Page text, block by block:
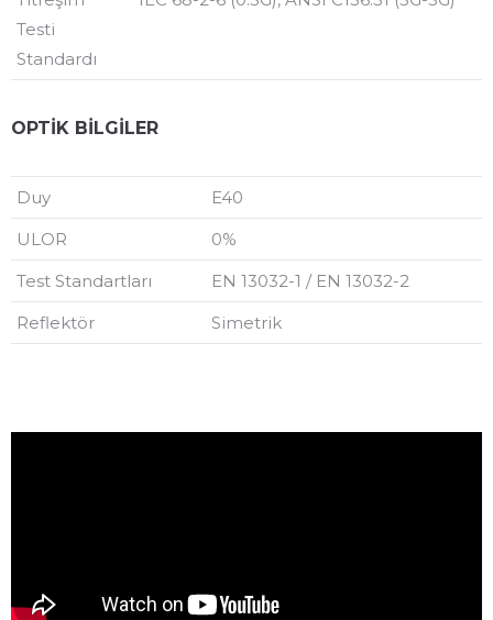
Testi
Standardı
OPTİK BİLGİLER
Duy
E40
ULOR
0%
Test Standartları
EN 13032-1 / EN 13032-2
Reflektör
Simetrik